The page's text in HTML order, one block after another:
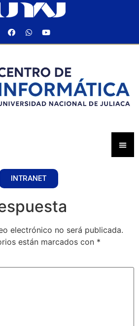
INTRANET
electrónico no será publicada.
están marcados con *